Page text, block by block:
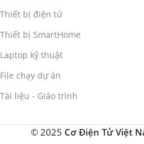
Thiết bị điện tử
Thiết bị SmartHome
Laptop kỹ thuật
File chạy dự án
Tài liệu - Giáo trình
© 2025 Cơ Điện Tử Việt